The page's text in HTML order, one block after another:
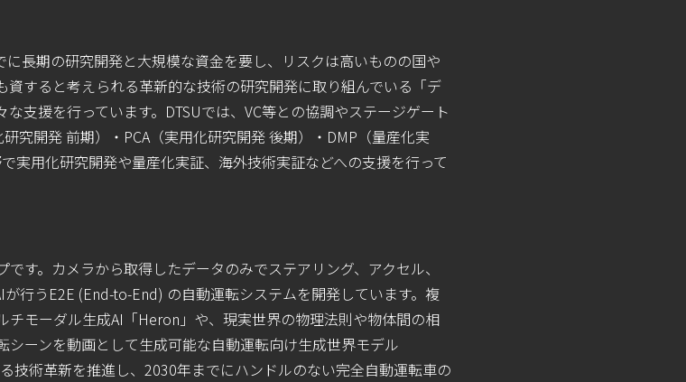
長期の研究開発と大規模な資金を要し、リスクは高いものの国や
すると考えられる革新的な技術の研究開発に取り組んでいる「デ
支援を行っています。DTSUでは、VC等との協調やステージゲート
究開発 前期）・PCA（実用化研究開発 後期）・DMP（量産化実
実用化研究開発や量産化実証、海外技術実証などへの支援を行って
す。カメラから取得したデータのみでステアリング、アクセル、
行うE2E (End-to-End) の自動運転システムを開発しています。複
チモーダル生成AI「Heron 」や、現実世界の物理法則や物体間の相
ーンを動画として生成可能な自動運転向け生成世界モデル
技術革新を推進し、2030年までにハンドルのない完全自動運転車の